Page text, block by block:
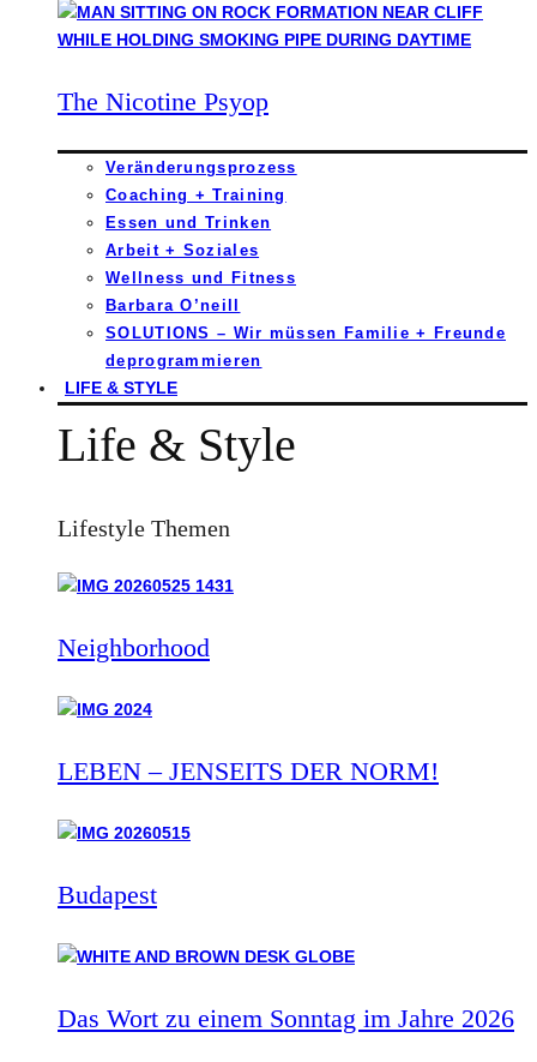
The Nicotine Psyop
Veränderungsprozess
Coaching + Training
Essen und Trinken
Arbeit + Soziales
Wellness und Fitness
Barbara O’neill
SOLUTIONS – Wir müssen Familie + Freunde
deprogrammieren
LIFE & STYLE
Life & Style
Lifestyle Themen
Neighborhood
LEBEN – JENSEITS DER NORM!
Budapest
Das Wort zu einem Sonntag im Jahre 2026